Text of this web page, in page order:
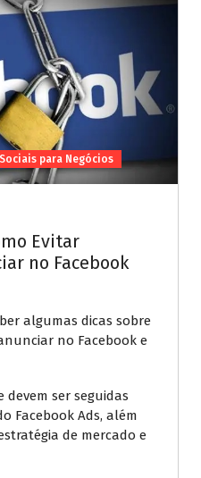
para Negócios
Evitar
no Facebook
algumas dicas sobre
no Facebook e
devem ser seguidas
Facebook Ads, além
de mercado e